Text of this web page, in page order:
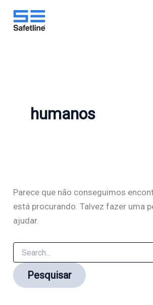
conteúdo
para
humanos
Parece que não conseguimos
está procurando. Talvez fazer uma
ajudar.
por: